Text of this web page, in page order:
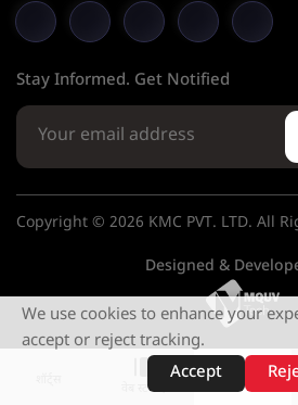
वेब स्टोरीज़
Stay Informed. Get Notified
Copyright © 2026 KMC PVT. LTD. All
Designed &
We use cookies to enhance your
accept or reject tracking.
Accept